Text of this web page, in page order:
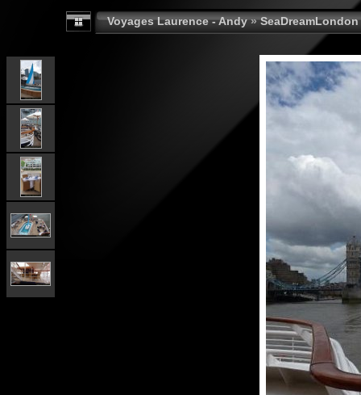
Voyages Laurence - Andy»SeaDreamLondon